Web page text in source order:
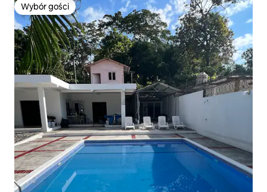
Wybór gości
Wybór gości